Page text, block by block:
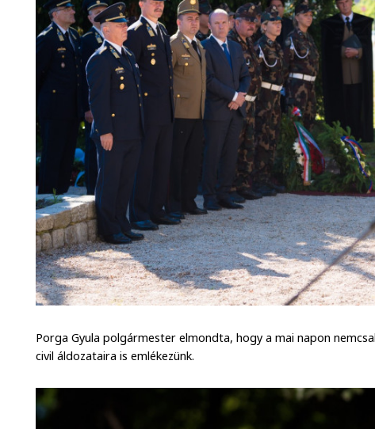
Porga Gyula polgármester elmondta, hogy a mai napon
civil áldozataira is emlékezünk.